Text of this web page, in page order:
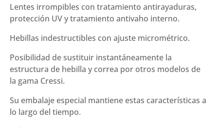
Lentes irrompibles con tratamiento antirayaduras,
protección UV y tratamiento antivaho interno.
Hebillas indestructibles con ajuste micrométrico.
Posibilidad de sustituir instantáneamente la
estructura de hebilla y correa por otros modelos de
la gama Cressi.
Su embalaje especial mantiene estas características a
lo largo del tiempo.